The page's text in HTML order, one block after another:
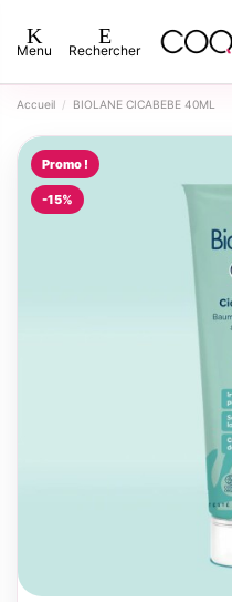
Menu Rechercher
Accueil BIOLANE CICABEBE 40ML
Promo !
-15%